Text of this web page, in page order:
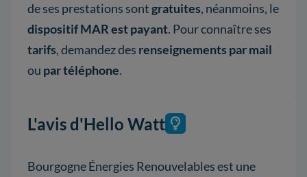
de ses prestations sontgratuites, néanmoins, le
dispositif MAR est payant. Pour connaître ses
tarifs, demandez des renseignements par mail
ou par téléphone.
L'avis d'Hello Watt
Bourgogne Énergies Renouvelablesest une